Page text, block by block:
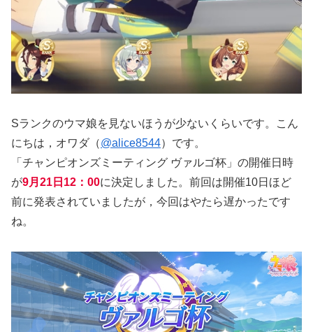
Sランクのウマ娘を見ないほうが少ないくらいです。こん
にちは，オワダ（@alice8544）です。
「チャンピオンズミーティング ヴァルゴ杯」の開催日時
が9月21日12：00に決定しました。前回は開催10日ほど
前に発表されていましたが，今回はやたら遅かったです
ね。